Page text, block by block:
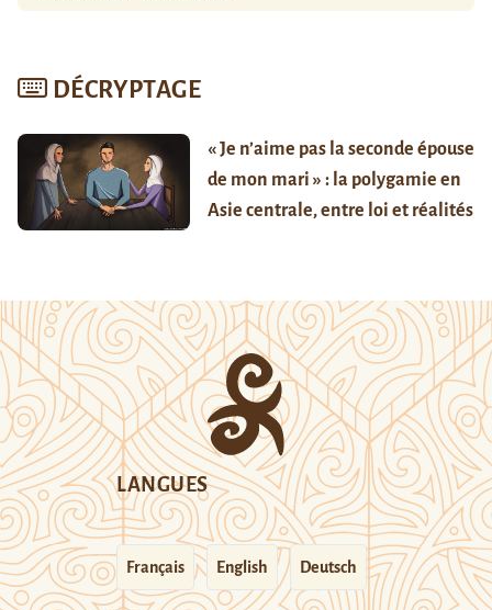
DÉCRYPTAGE
« Je n’aime pas la seconde épouse
de mon mari » : la polygamie en
Asie centrale, entre loi et réalités
LANGUES
Français English Deutsch